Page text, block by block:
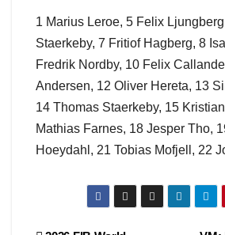
1 Marius Leroe, 5 Felix
Staerkeby, 7 Fritiof Hagberg, 8
Fredrik Nordby, 10 Felix
Andersen, 12 Oliver Hereta, 13
14 Thomas Staerkeby, 15
Mathias Farnes, 18 Jesper Tho,
Hoeydahl, 21 Tobias Mofjell, 22